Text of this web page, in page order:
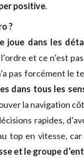
positive.
?
joue dans les
et ce n’est
pas forcément le
dans tous les
la navigation
rapides,
top en vitesse,
et le groupe